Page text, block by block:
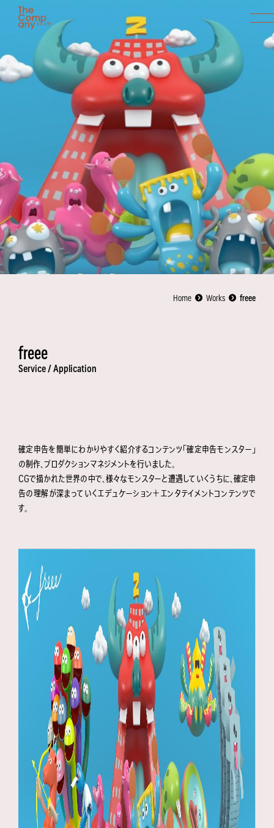
Home Works freee
freee
Service / Application
確定申告を簡単にわかりやすく紹介するコンテンツ「確定申告モンスター」
の制作、プロダクションマネジメントを行いました。
CGで描かれた世界の中で、様々なモンスターと遭遇していくうちに、確定申
告の理解が深まっていくエデュケーション＋エンタテイメントコンテンツで
す。